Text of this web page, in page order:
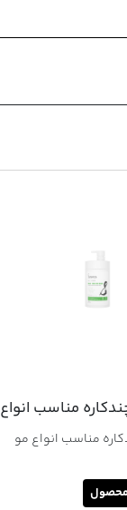
مناسب انواع
مناسب انواع مو